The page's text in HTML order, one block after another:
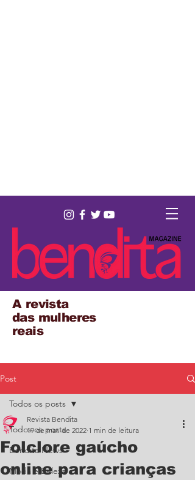
A revista
das mulheres
reais
Post
Todos os posts
Bendita News
Moda e Beleza
Todos os posts
Folclore gaúcho
online para crianças
Revista Bendita
19 de mar. de 2022 1 min de leitura